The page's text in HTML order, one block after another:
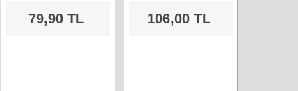
79,90 TL 106,00 TL